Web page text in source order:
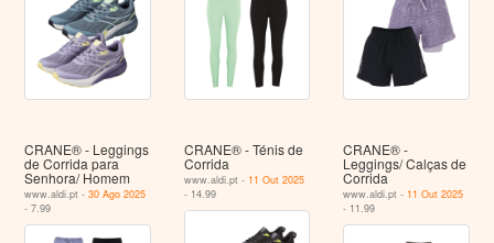
CRANE® - Leggings
de Corrida para
Senhora/ Homem
www.aldi.pt -30 Ago 2025
- 7.99
CRANE® - Ténis de
Corrida
www.aldi.pt - 11 Out 2025
- 14.99
CRANE® -
Leggings/ Calças de
Corrida
www.aldi.pt - 11 Out 2025
- 11.99